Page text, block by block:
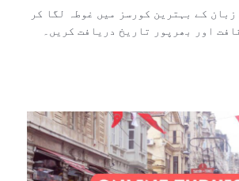
کے بہترین کورسز میں غوطہ لگا کر
اور بھرپور تاریخ دریافت کریں۔